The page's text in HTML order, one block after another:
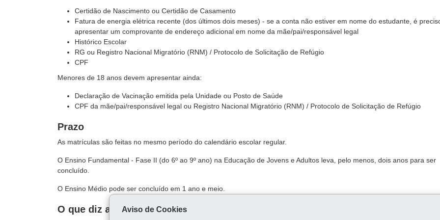
Certidão de Nascimento ou Certidão de Casamento
Fatura de energia elétrica recente (dos últimos dois meses) - se a conta não estiver em nome do estudante, é
apresentar um comprovante de endereço adicional em nome da mãe/pai/responsável legal
Histórico Escolar
RG ou Registro Nacional Migratório (RNM) / Protocolo de Solicitação de Refúgio
CPF
Menores de 18 anos devem apresentar ainda:
Declaração de Vacinação emitida pela Unidade ou Posto de Saúde
CPF da mãe/pai/responsável legal ou Registro Nacional Migratório (RNM) / Protocolo de Solicitação de Refúgio
Prazo
As matrículas são feitas no mesmo período do calendário escolar regular.
O Ensino Fundamental - Fase II (do 6º ao 9º ano) na Educação de Jovens e Adultos leva, pelo menos, dois anos para ser
concluído.
O Ensino Médio pode ser concluído em 1 ano e meio.
O que diz a leiAviso de Cookies